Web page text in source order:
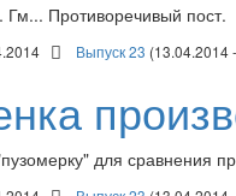
Гм... Противоречивый пост.
Выпуск 23 (13.04.2014
для сравнения